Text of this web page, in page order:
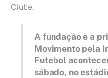
Clube.
A fundação e a
Movimento pela
Futebol
sábado, no